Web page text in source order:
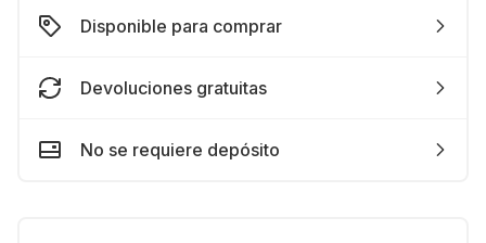
Disponible para comprar
Devoluciones gratuitas
No se requiere depósito